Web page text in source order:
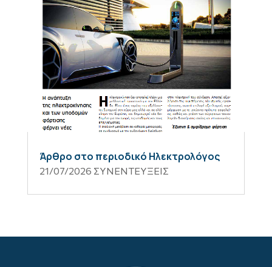
Άρθρο στο περιοδικό Ηλεκτρολόγος
21/07/2026 ΣΥΝΕΝΤΕΥΞΕΙΣ